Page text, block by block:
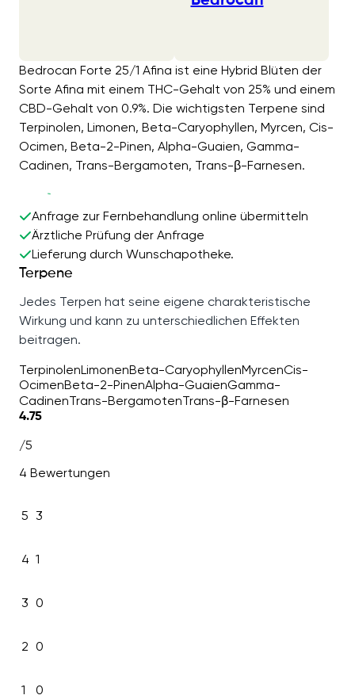
Bedrocan Forte 25/1 Afina ist eine Hybrid Blüten der
Sorte Afina mit einem THC-Gehalt von 25% und einem
CBD-Gehalt von 0.9%. Die wichtigsten Terpene sind
Terpinolen, Limonen, Beta-Caryophyllen, Myrcen, Cis-
Ocimen, Beta-2-Pinen, Alpha-Guaien, Gamma-
Cadinen, Trans-Bergamoten, Trans-β-Farnesen.
Anfrage zur Fernbehandlung online übermitteln
Ärztliche Prüfung der Anfrage
Lieferung durch Wunschapotheke.
Terpene
Jedes Terpen hat seine eigene charakteristische
Wirkung und kann zu unterschiedlichen Effekten
beitragen.
TerpinolenLimonenBeta-CaryophyllenMyrcenCis-
OcimenBeta-2-PinenAlpha-GuaienGamma-
CadinenTrans-BergamotenTrans-β-Farnesen
4.75
/5
4 Bewertungen
5 3
4 1
3 0
2 0
1 0